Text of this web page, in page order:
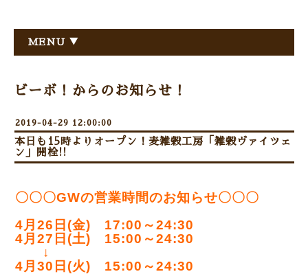
MENU ▼
ビーボ！からのお知らせ！
2019-04-29 12:00:00
本日も15時よりオープン！麦雑穀工房「雑穀ヴァイツェ
ン」開栓!!
〇〇〇GWの営業時間のお知らせ〇〇〇
4月26日(金) 17:00～24:30
4月27日(土) 15:00～24:30
↓
4月30日(火) 15:00～24:30